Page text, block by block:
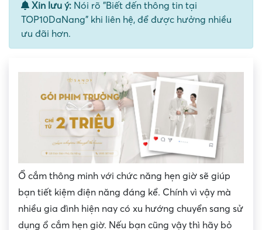
Xin lưu ý: Nói rõ "Biết đến thông tin tại
TOP10DaNang" khi liên hệ, để được hưởng nhiều
ưu đãi hơn.
Ổ cắm thông minh với chức năng hẹn giờ sẽ giúp
bạn tiết kiệm điện năng đáng kể. Chính vì vậy mà
nhiều gia đình hiện nay có xu hướng chuyển sang sử
dụng ổ cắm hẹn giờ. Nếu bạn cũng vậy thì hãy bỏ